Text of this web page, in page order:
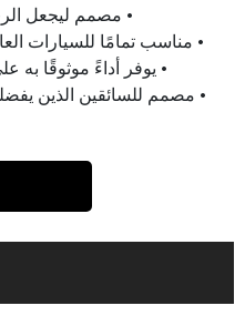
• مصمم ليجعل
• مناسب تمامًا للسيارات
• يوفر أداءً موثوقًا به
• مصمم للسائقين الذين